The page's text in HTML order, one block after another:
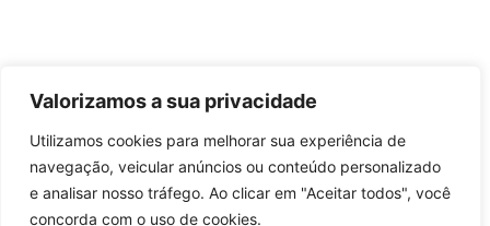
Valorizamos a sua privacidade
Utilizamos cookies para melhorar sua experiência de
navegação, veicular anúncios ou conteúdo personalizado
e analisar nosso tráfego. Ao clicar em "Aceitar todos", você
concorda com o uso de cookies.